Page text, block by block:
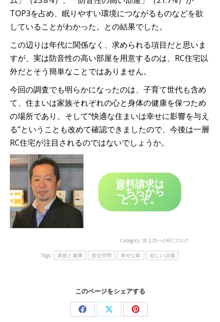
TOP3を占め、眠りやすい環境につながるものなどを欲
していることがわかった。との結果でした。
この辺りは年代に関係なく、求められる項目だと思いま
すが、実は防音性の高い部屋を用意するのは、RC住宅以
外だとそう簡単なことではありません。
今回の調査でも明らかになったのは、子育て世代も含め
て、住まいは家族それぞれの心と身体の健康を保つため
の場所であり、そして“快適な住まいは幸せに影響を与え
る”ということも改めて確認できましたので、今後は一層
RC住宅が注目されるのではないでしょうか。
資料請求は
こちらから
どうぞ。
Category: 井上功一のRCブログ
Tags: 家族と健康 居住空間 幸せな家 欲しい設備
このページをシェアする
Share Share Share